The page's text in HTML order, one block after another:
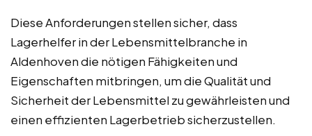
Diese Anforderungen stellen sicher, dass
Lagerhelfer in der Lebensmittelbranche in
Aldenhoven die nötigen Fähigkeiten und
Eigenschaften mitbringen, um die Qualität und
Sicherheit der Lebensmittel zu gewährleisten und
einen effizienten Lagerbetrieb sicherzustellen.